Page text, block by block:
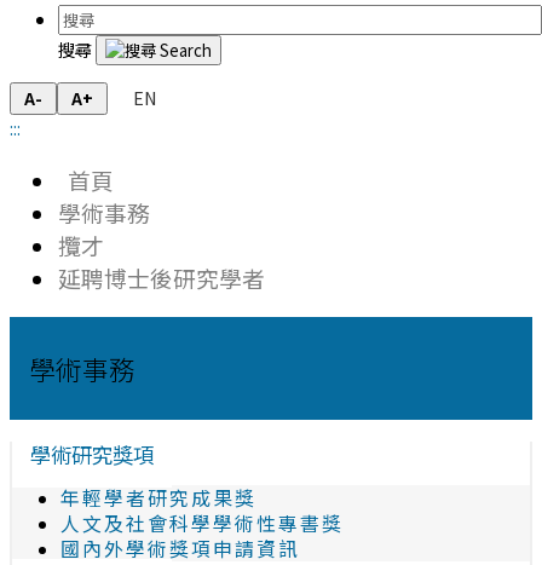
搜尋
A- A+
EN
:::
首頁
學術事務
攬才
延聘博士後研究學者
學術事務
學術研究獎項
年輕學者研究成果獎
人文及社會科學學術性專書獎
國內外學術獎項申請資訊